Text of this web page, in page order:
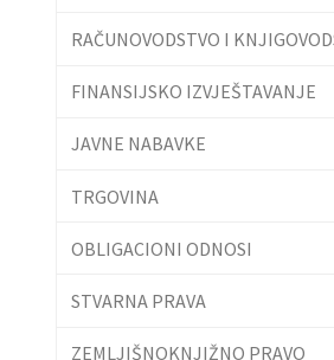
RAČUNOVODSTVO I
FINANSIJSKO IZVJEŠTAVANJE
JAVNE NABAVKE
TRGOVINA
OBLIGACIONI ODNOSI
STVARNA PRAVA
ZEMLJIŠNOKNJIŽNO PRAVO